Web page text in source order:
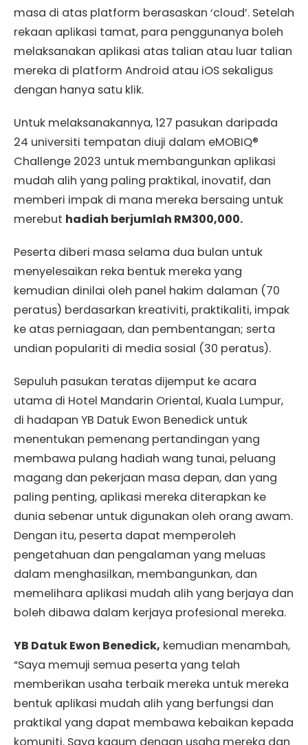
masa di atas platform berasaskan ‘cloud’. Setelah
rekaan aplikasi tamat, para penggunanya boleh
melaksanakan aplikasi atas talian atau luar talian
mereka di platform Android atau iOS sekaligus
dengan hanya satu klik.
Untuk melaksanakannya, 127 pasukan daripada
24 universiti tempatan diuji dalam eMOBIQ®
Challenge 2023 untuk membangunkan aplikasi
mudah alih yang paling praktikal, inovatif, dan
memberi impak di mana mereka bersaing untuk
merebut hadiah berjumlah RM300,000.
Peserta diberi masa selama dua bulan untuk
menyelesaikan reka bentuk mereka yang
kemudian dinilai oleh panel hakim dalaman (70
peratus) berdasarkan kreativiti, praktikaliti, impak
ke atas perniagaan, dan pembentangan; serta
undian populariti di media sosial (30 peratus).
Sepuluh pasukan teratas dijemput ke acara
utama di Hotel Mandarin Oriental, Kuala Lumpur,
di hadapan YB Datuk Ewon Benedick untuk
menentukan pemenang pertandingan yang
membawa pulang hadiah wang tunai, peluang
magang dan pekerjaan masa depan, dan yang
paling penting, aplikasi mereka diterapkan ke
dunia sebenar untuk digunakan oleh orang awam.
Dengan itu, peserta dapat memperoleh
pengetahuan dan pengalaman yang meluas
dalam menghasilkan, membangunkan, dan
memelihara aplikasi mudah alih yang berjaya dan
boleh dibawa dalam kerjaya profesional mereka.
YB Datuk Ewon Benedick, kemudian menambah,
“Saya memuji semua peserta yang telah
memberikan usaha terbaik mereka untuk mereka
bentuk aplikasi mudah alih yang berfungsi dan
praktikal yang dapat membawa kebaikan kepada